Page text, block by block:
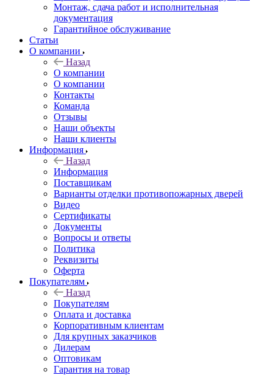
Монтаж, сдача работ и исполнительная
документация
Гарантийное обслуживание
Статьи
О компании
Назад
О компании
О компании
Контакты
Команда
Отзывы
Наши объекты
Наши клиенты
Информация
Назад
Информация
Поставщикам
Варианты отделки противопожарных дверей
Видео
Сертификаты
Документы
Вопросы и ответы
Политика
Реквизиты
Оферта
Покупателям
Назад
Покупателям
Оплата и доставка
Корпоративным клиентам
Для крупных заказчиков
Дилерам
Оптовикам
Гарантия на товар